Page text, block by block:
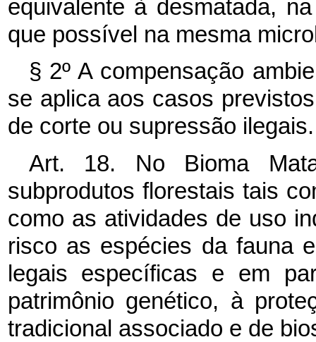
equivalente à desmatada,
que possível na mesma
§ 2º A compensação
se aplica aos casos
de corte ou supressão ilegais.
Art. 18. No Bioma
subprodutos florestais tais
como as atividades de uso
risco as espécies da fauna
legais específicas e em
patrimônio genético, à
tradicional associado e de